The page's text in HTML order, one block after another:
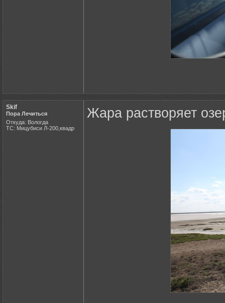
Skif
Пора Лечиться
Откуда: Вологда
ТС: Мицубиси Л-200,квадр
Жара растворяет